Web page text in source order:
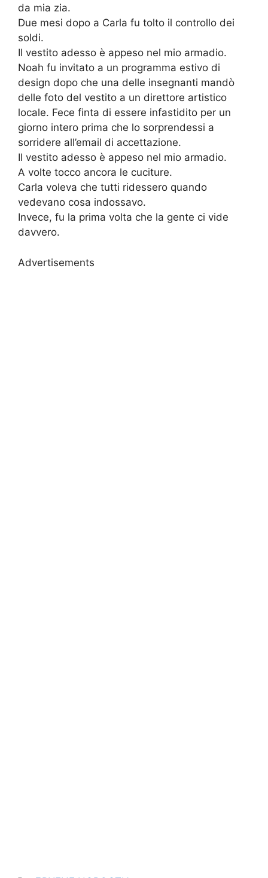
da mia zia.
Due mesi dopo a Carla fu tolto il controllo dei
soldi.
Il vestito adesso è appeso nel mio armadio.
Noah fu invitato a un programma estivo di
design dopo che una delle insegnanti mandò
delle foto del vestito a un direttore artistico
locale. Fece finta di essere infastidito per un
giorno intero prima che lo sorprendessi a
sorridere all’email di accettazione.
Il vestito adesso è appeso nel mio armadio.
A volte tocco ancora le cuciture.
Carla voleva che tutti ridessero quando
vedevano cosa indossavo.
Invece, fu la prima volta che la gente ci vide
davvero.
Advertisements